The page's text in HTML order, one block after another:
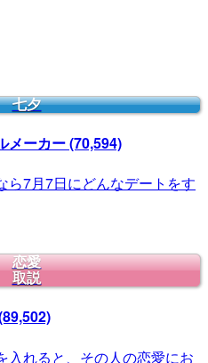
七夕
メーカー(70,594)
ら7月7日にどんなデートをす
恋愛
取説
入れると、その人の恋愛にお